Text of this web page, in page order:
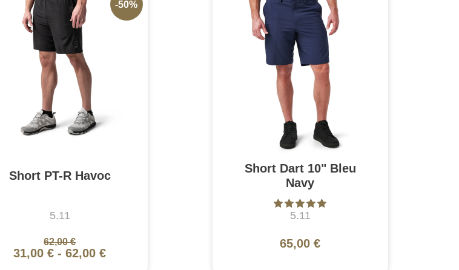
Short PT-R Havoc
5.11
62,00 €
31,00 € -62,00 €
-50%
Short Dart 10" Bleu
Navy
5.11
65,00 €